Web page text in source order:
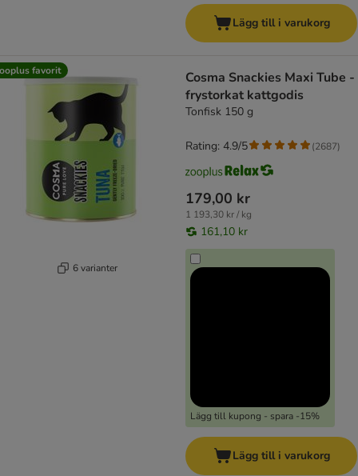
Lägg till i varukorg
favorit
6 varianter
Cosma Snackies Maxi Tube -
frystorkat kattgodis
Tonfisk 150 g
179,00 kr
1 193,30 kr / kg
161,10 kr
Lägg till kupong - spara -15%
Rating: 4.9/5 (2687)
Lägg till i varukorg